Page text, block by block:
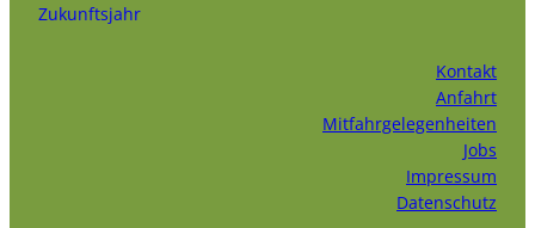
Zukunftsjahr
Kontakt
Anfahrt
Mitfahrgelegenheiten
Jobs
Impressum
Datenschutz